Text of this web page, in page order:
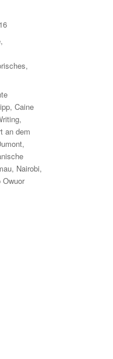
,
,
,Caine
,
an dem
,
, Nairobi,
Owuor